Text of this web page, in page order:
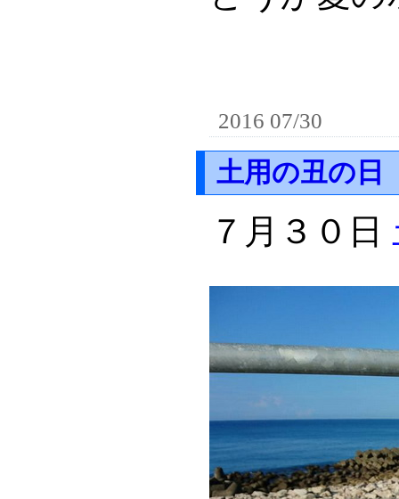
2016 07/30
土用の丑の日
７月３０日